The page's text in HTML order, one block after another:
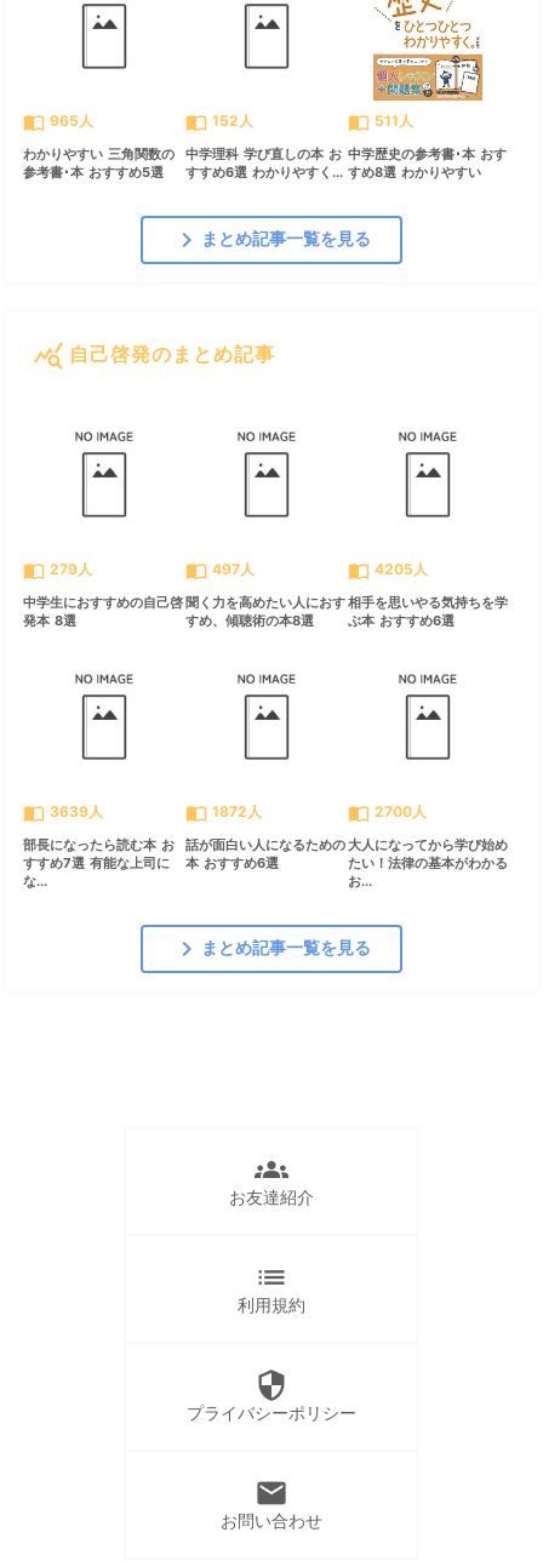
import_contacts 965人
わかりやすい 三角関数の
参考書･本 おすすめ5選
import_contacts 152人
中学理科 学び直しの本 お
すすめ6選 わかりやすく...
import_contacts 511人
中学歴史の参考書･本 おす
すめ8選 わかりやすい
chevron_right まとめ記事一覧を見る
query_stats 自己啓発のまとめ記事
import_contacts 279人
中学生におすすめの自己啓
発本 8選
import_contacts 497人
聞く力を高めたい人におす
すめ、傾聴術の本8選
import_contacts 4205人
相手を思いやる気持ちを学
ぶ本 おすすめ6選
import_contacts 3639人
部長になったら読む本 お
すすめ7選 有能な上司に
な...
import_contacts 1872人
話が面白い人になるための
本 おすすめ6選
import_contacts 2700人
大人になってから学び始め
たい！法律の基本がわかる
お...
chevron_right まとめ記事一覧を見る
groups
お友達紹介
list
利用規約
security
プライバシーポリシー
mail
お問い合わせ